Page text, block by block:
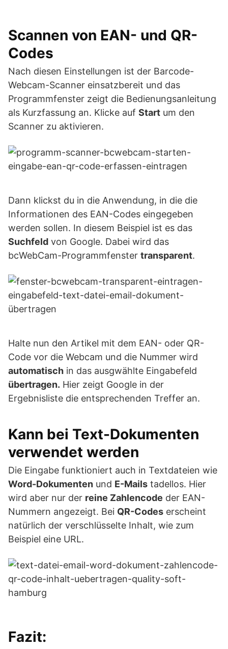
Scannen von EAN- und QR-
Codes
Nach diesen Einstellungen ist der Barcode-
Webcam-Scanner einsatzbereit und das
Programmfenster zeigt die Bedienungsanleitung
als Kurzfassung an. Klicke auf Start um den
Scanner zu aktivieren.
Dann klickst du in die Anwendung, in die die
Informationen des EAN-Codes eingegeben
werden sollen. In diesem Beispiel ist es das
Suchfeld von Google. Dabei wird das
bcWebCam-Programmfenster transparent.
Halte nun den Artikel mit dem EAN- oder QR-
Code vor die Webcam und die Nummer wird
automatisch in das ausgwählte Eingabefeld
übertragen. Hier zeigt Google in der
Ergebnisliste die entsprechenden Treffer an.
Kann bei Text-Dokumenten
verwendet werden
Die Eingabe funktioniert auch in Textdateien wie
Word-Dokumenten und E-Mails tadellos. Hier
wird aber nur der reine Zahlencode der EAN-
Nummern angezeigt. Bei QR-Codes erscheint
natürlich der verschlüsselte Inhalt, wie zum
Beispiel eine URL.
Fazit: